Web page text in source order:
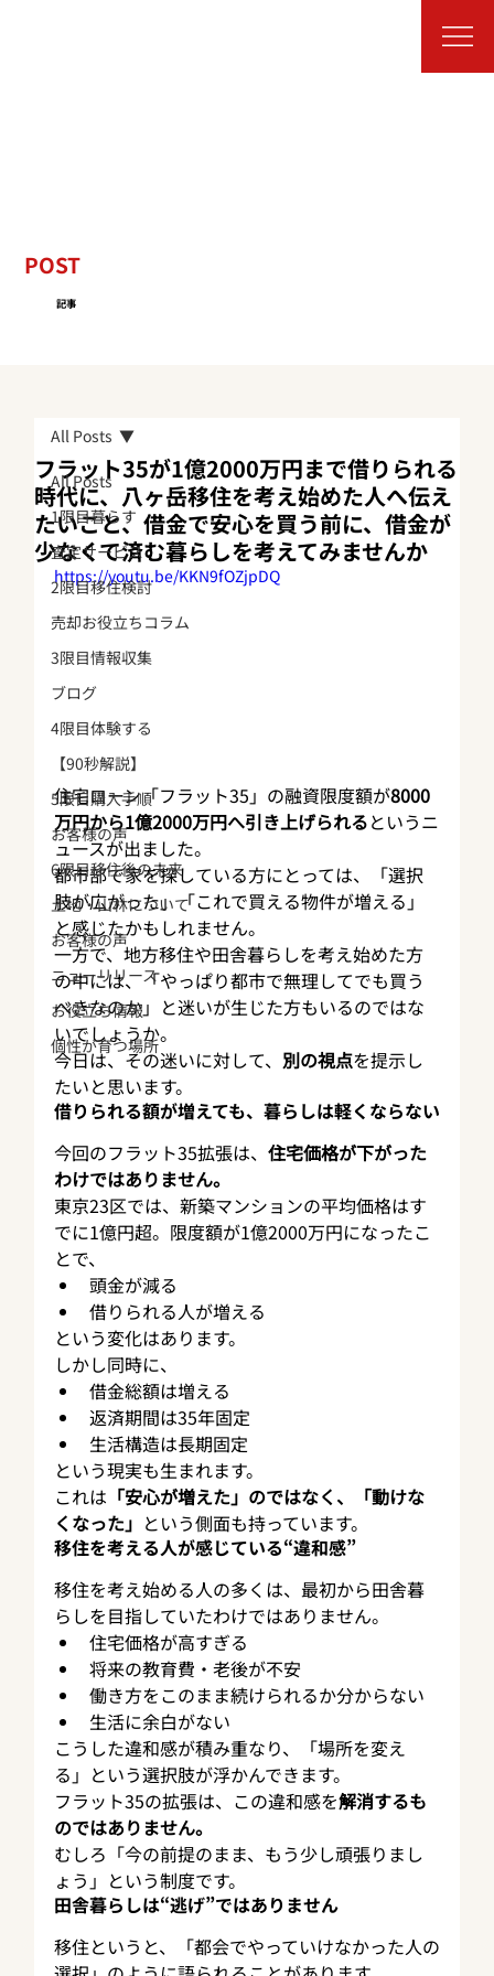
POST
記事
All Posts
1限目暮らす
査定サービス
2限目移住検討
売却お役立ちコラム
3限目情報収集
ブログ
4限目体験する
【90秒解説】
5限目購入手順
お客様の声
6限目移住後の未来
土地・山林について
お客様の声
ニューリリース
お役立ち情報
個性が育つ場所
All Posts
フラット35が1億2000万円まで借りられる
時代に、八ヶ岳移住を考え始めた人へ伝え
たいこと、借金で安心を買う前に、借金が
少なくて済む暮らしを考えてみませんか
https://youtu.be/KKN9fOZjpDQ
住宅ローン「フラット35」の融資限度額が8000
万円から1億2000万円へ引き上げられるというニ
ュースが出ました。
都市部で家を探している方にとっては、「選択
肢が広がった」「これで買える物件が増える」
と感じたかもしれません。
一方で、地方移住や田舎暮らしを考え始めた方
の中には、「やっぱり都市で無理してでも買う
べきなのか」と迷いが生じた方もいるのではな
いでしょうか。
今日は、その迷いに対して、 別の視点を提示し
たいと思います。
借りられる額が増えても、暮らしは軽くならない
今回のフラット35拡張は、 住宅価格が下がった
わけではありません。
東京23区では、新築マンションの平均価格はす
でに1億円超。限度額が1億2000万円になったこ
とで、
頭金が減る
借りられる人が増える
という変化はあります。
しかし同時に、
借金総額は増える
返済期間は35年固定
生活構造は長期固定
という現実も生まれます。
これは 「安心が増えた」のではなく、「動けな
くなった」 という側面も持っています。
移住を考える人が感じている“違和感”
移住を考え始める人の多くは、最初から田舎暮
らしを目指していたわけではありません。
住宅価格が高すぎる
将来の教育費・老後が不安
働き方をこのまま続けられるか分からない
生活に余白がない
こうした違和感が積み重なり、「場所を変え
る」という選択肢が浮かんできます。
フラット35の拡張は、この違和感を解消するも
のではありません。
むしろ「今の前提のまま、もう少し頑張りまし
ょう」という制度です。
田舎暮らしは“逃げ”ではありません
移住というと、「都会でやっていけなかった人の